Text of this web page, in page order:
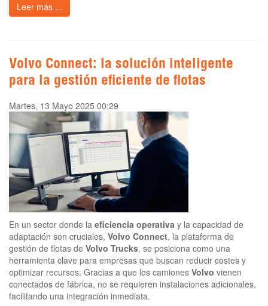
Leer más ...
Volvo Connect: la solución inteligente
para la gestión eficiente de flotas
Martes, 13 Mayo 2025 00:29
En un sector donde la eficiencia operativa y la capacidad de
adaptación son cruciales, Volvo Connect, la plataforma de
gestión de flotas de Volvo Trucks, se posiciona como una
herramienta clave para empresas que buscan reducir costes y
optimizar recursos. Gracias a que los camiones Volvo vienen
conectados de fábrica, no se requieren instalaciones adicionales,
facilitando una integración inmediata.